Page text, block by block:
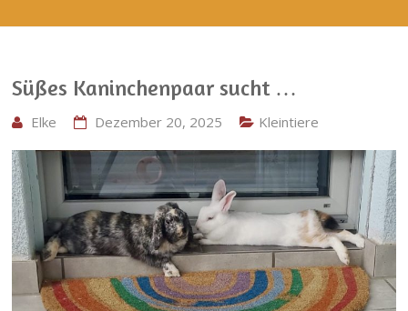
Süßes Kaninchenpaar sucht …
Elke Dezember 20, 2025 Kleintiere